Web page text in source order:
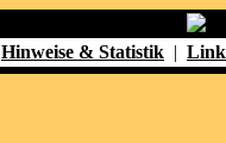
Hinweise & Statistik |